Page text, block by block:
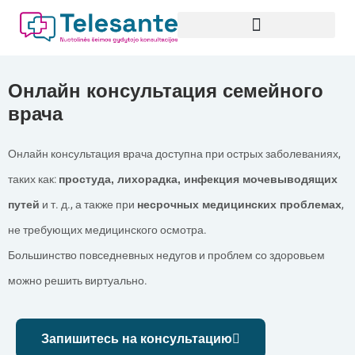
Перейти
Онлайн консультация семейного
врача
Онлайн консультация врача доступна при острых заболеваниях,
таких как: простуда, лихорадка, инфекция мочевыводящих
путей и т. д., а также при несрочных медицинских проблемах,
не требующих медицинского осмотра.
Большинство повседневных недугов и проблем со здоровьем
можно решить виртуально.
Запишитесь на консультацию